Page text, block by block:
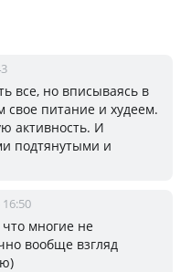
все, но вписываясь в
питание и худеем.
активность. И
подтянутыми и
16:50
многие не
вообще взгляд